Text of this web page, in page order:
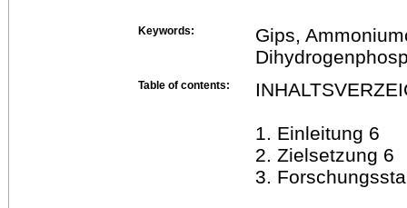
Keywords:
Gips,
Table of contents:
1. Einleitung 6
2. Zielsetzung 6
3.